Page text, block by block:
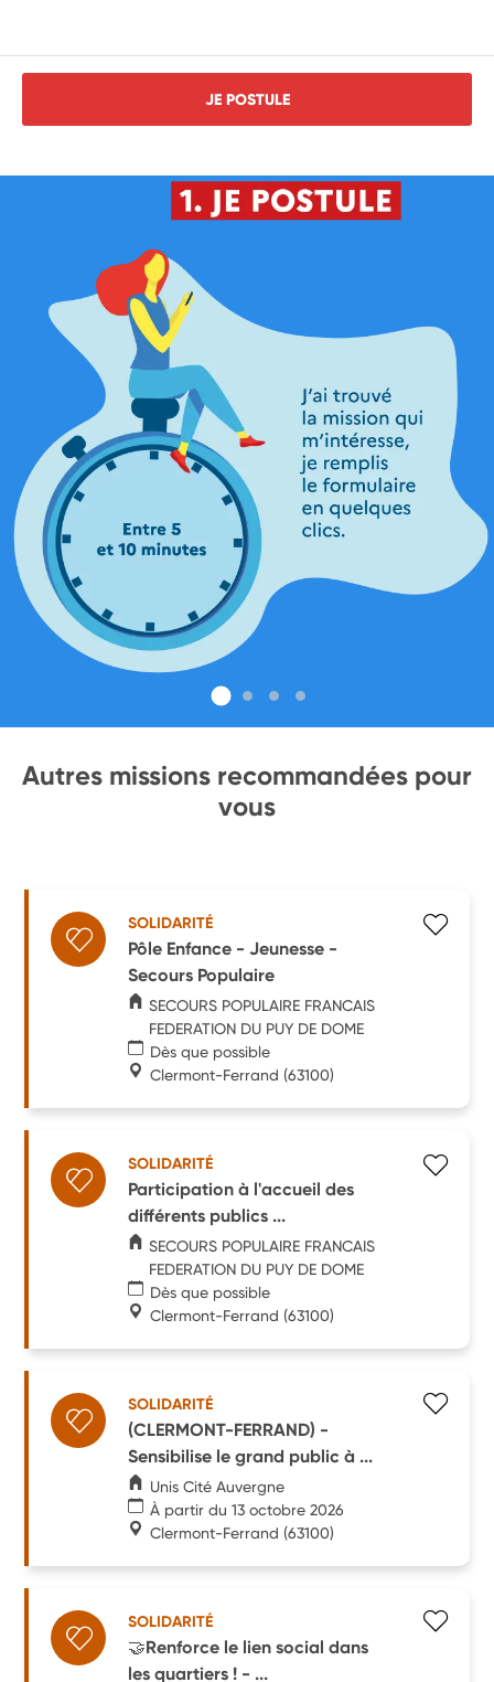
JE POSTULE
Autres missions recommandées pour
vous
SOLIDARITÉ
Pôle Enfance - Jeunesse -
Secours Populaire
SECOURS POPULAIRE FRANCAIS
FEDERATION DU PUY DE DOME
Dès que possible
Clermont-Ferrand (63100)
SOLIDARITÉ
Participation à l'accueil des
différents publics ...
SECOURS POPULAIRE FRANCAIS
FEDERATION DU PUY DE DOME
Dès que possible
Clermont-Ferrand (63100)
SOLIDARITÉ
(CLERMONT-FERRAND) -
Sensibilise le grand public à ...
Unis Cité Auvergne
À partir du 13 octobre 2026
Clermont-Ferrand (63100)
SOLIDARITÉ
🤝Renforce le lien social dans
les quartiers ! - ...